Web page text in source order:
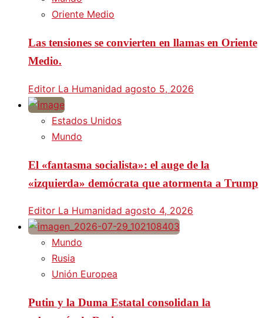
Oriente Medio
Las tensiones se convierten en llamas en Oriente
Medio.
Editor La Humanidad agosto 5, 2026
Estados Unidos
Mundo
El «fantasma socialista»: el auge de la
«izquierda» demócrata que atormenta a Trump
Editor La Humanidad agosto 4, 2026
Mundo
Rusia
Unión Europea
Putin y la Duma Estatal consolidan la